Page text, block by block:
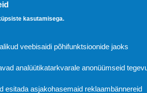
kasutamisega.
veebisaidi põhifunktsioonide jaoks
analüütikatarkvarale anonüümseid
esitada asjakohasemaid reklaambännereid